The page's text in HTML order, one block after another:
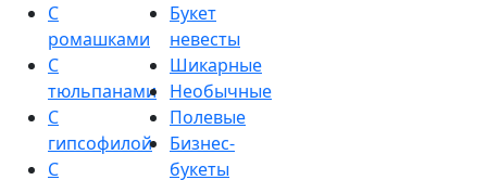
С
ромашками
С
тюльпанами
С
гипсофилой
С
Букет
невесты
Шикарные
Необычные
Полевые
Бизнес-
букеты